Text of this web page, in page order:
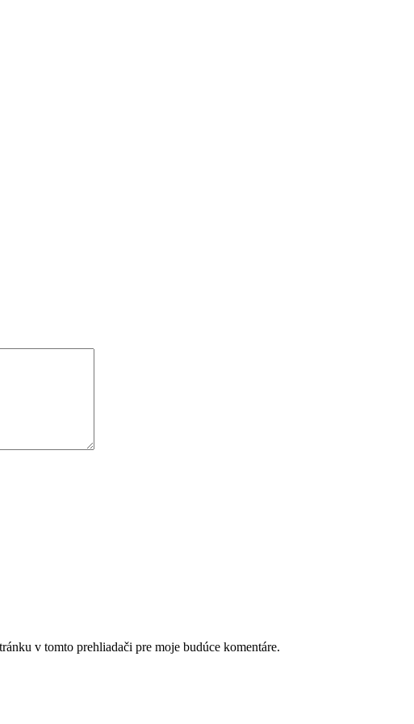
v tomto prehliadači pre moje budúce komentáre.